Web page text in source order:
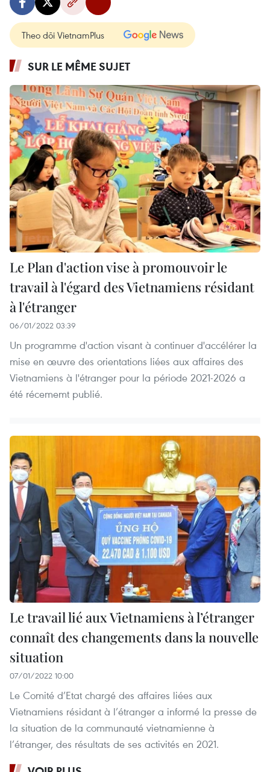
Theo dõi VietnamPlus
SUR LE MÊME SUJET
Le Plan d'action vise à promouvoir le
travail à l'égard des Vietnamiens résidant
à l'étranger
06/01/2022 03:39
Un programme d'action visant à continuer d'accélérer la
mise en œuvre des orientations liées aux affaires des
Vietnamiens à l'étranger pour la période 2021-2026 a
été récememt publié.
Le travail lié aux Vietnamiens à l’étranger
connaît des changements dans la nouvelle
situation
07/01/2022 10:00
Le Comité d’Etat chargé des affaires liées aux
Vietnamiens résidant à l’étranger a informé la presse de
la situation de la communauté vietnamienne à
l’étranger, des résultats de ses activités en 2021.